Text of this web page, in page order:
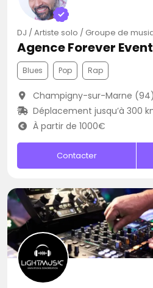
DJ / Artiste solo / Groupe de
Agence Forever Event
Blues Pop Rap
Champigny-sur-Marne (94)
Déplacement jusqu’à 300
À partir de 1000€
Contacter